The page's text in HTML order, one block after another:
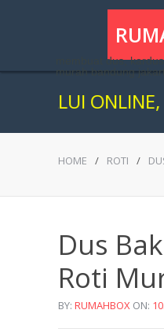
membuat dus,
murah bandung
ONLINE,
HOME / ROTI /
Dus
Roti
BY: RUMAHBOX ON: